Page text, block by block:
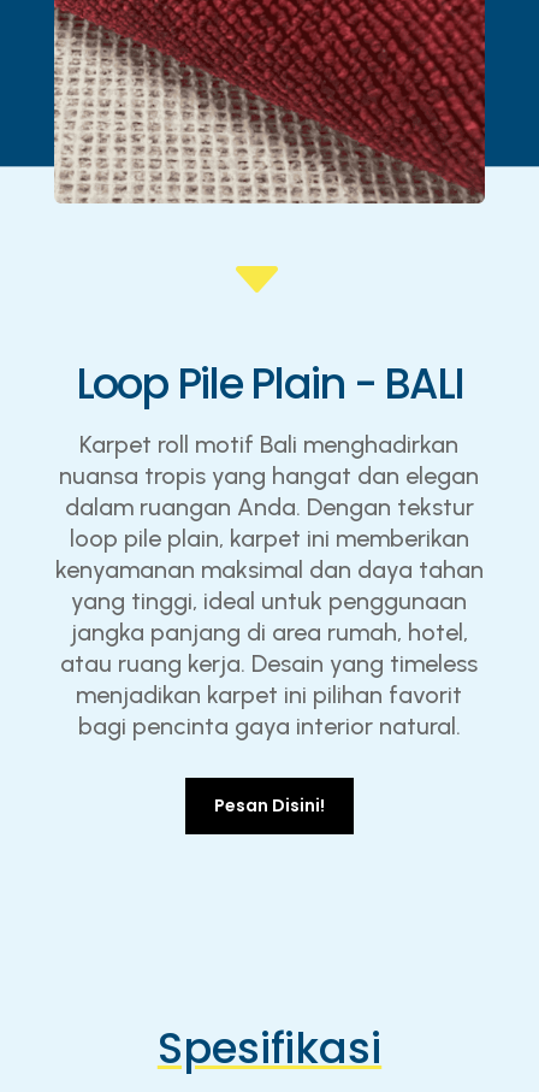
C
Loop Pile Plain - BALI
Karpet roll motif Bali menghadirkan
nuansa tropis yang hangat dan elegan
dalam ruangan Anda. Dengan tekstur
loop pile plain, karpet ini memberikan
kenyamanan maksimal dan daya tahan
yang tinggi, ideal untuk penggunaan
jangka panjang di area rumah, hotel,
atau ruang kerja. Desain yang timeless
menjadikan karpet ini pilihan favorit
bagi pencinta gaya interior natural.
Pesan Disini!
Spesifikasi